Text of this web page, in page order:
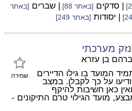
| סדקים [באתר 88] | שברים [באתר
| יסודות [באתר 249]
מערכתי
שמירה
בן עזרא
המועד בו גילו הדיירים
על כך לקבלן. במצב
כאן חשיבות להיקף
מועד הגילוי טרם התיקונים -